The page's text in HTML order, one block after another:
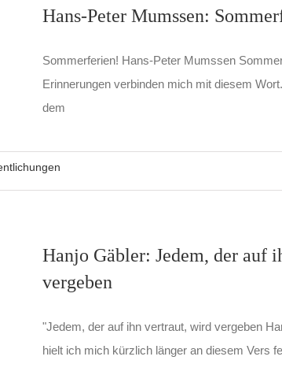
Hans-Peter Mumssen:
Sommerferien! Hans-Peter Mumssen
Erinnerungen verbinden mich mit diesem
dem
Hanjo Gäbler: Jedem, der auf
vergeben
"Jedem, der auf ihn vertraut, wird vergeben
hielt ich mich kürzlich länger an diesem Vers